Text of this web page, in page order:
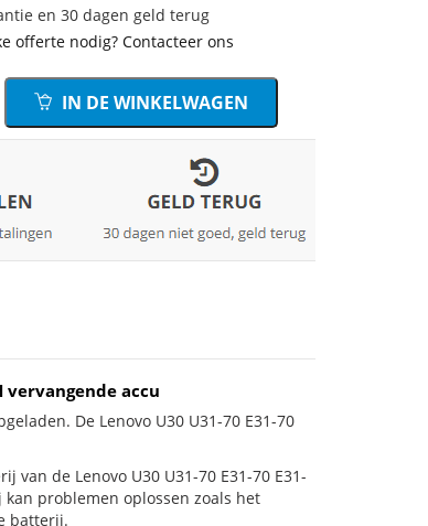
en 30 dagen geld terug
offerte nodig? Contacteer ons
IN DE WINKELWAGEN
vervangende accu
De Lenovo U30 U31-70 E31-70
de Lenovo U30 U31-70 E31-70 E31-
problemen oplossen zoals het
batterij.